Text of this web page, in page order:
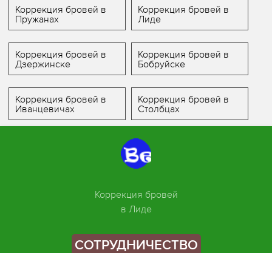
Коррекция бровей в
Пружанах
Коррекция бровей в
Лиде
Коррекция бровей в
Дзержинске
Коррекция бровей в
Бобруйске
Коррекция бровей в
Иванцевичах
Коррекция бровей в
Столбцах
Коррекция бровей
в Лиде
СОТРУДНИЧЕСТВО